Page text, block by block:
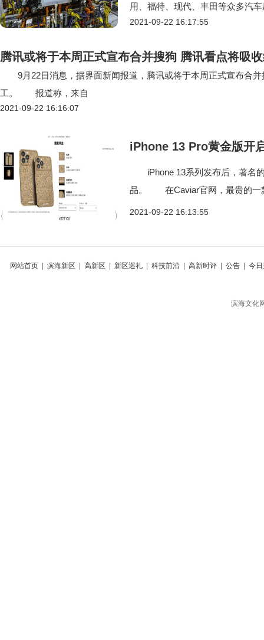
用、福特、现代、丰田等众多汽
2021-09-22 16:17:55
腾讯或将于本周正式宣布合并搜狗 腾讯看点将吸
9月22日消息，据界面新闻报道，腾讯或将于本周正式宣布合并
工。 报道称，来自
2021-09-22 16:16:07
iPhone 13 Pro黄金版开
iPhone 13系列发布后，著名的
品。 在Caviar官网，最贵的一
2021-09-22 16:13:55
网站首页| 滨海新区 高新区 新区巡礼| 科技前沿| 高新时评| 公告| 今
滨海文化